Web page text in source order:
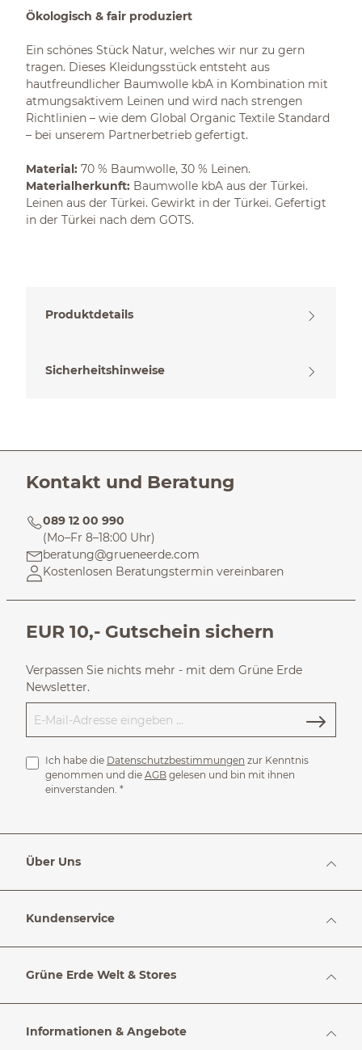
Ökologisch & fair produziert
Ein schönes Stück Natur, welches wir nur zu gern
tragen. Dieses Kleidungsstück entsteht aus
hautfreundlicher Baumwolle kbA in Kombination mit
atmungsaktivem Leinen und wird nach strengen
Richtlinien – wie dem Global Organic Textile Standard
– bei unserem Partnerbetrieb gefertigt.
Material: 70 % Baumwolle, 30 % Leinen.
Materialherkunft: Baumwolle kbA aus der Türkei.
Leinen aus der Türkei. Gewirkt in der Türkei. Gefertigt
in der Türkei nach dem GOTS.
Produktdetails
Sicherheitshinweise
Kontakt und Beratung
089 12 00 990
(Mo–Fr 8–18:00 Uhr)
beratung@grueneerde.com
Kostenlosen Beratungstermin vereinbaren
EUR 10,- Gutschein sichern
Verpassen Sie nichts mehr - mit dem Grüne Erde
Newsletter.
Ich habe die Datenschutzbestimmungen zur Kenntnis
genommen und die AGB gelesen und bin mit ihnen
einverstanden. *
Über Uns
Kundenservice
Grüne Erde Welt & Stores
Informationen & Angebote